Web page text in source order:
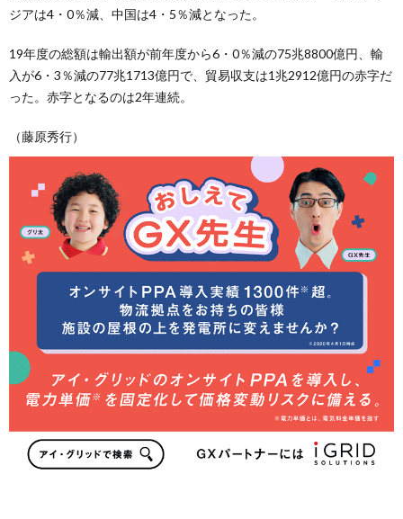
ジアは4・0％減、中国は4・5％減となった。
19年度の総額は輸出額が前年度から6・0％減の75兆8800億円、輸
入が6・3％減の77兆1713億円で、貿易収支は1兆2912億円の赤字だ
った。赤字となるのは2年連続。
（藤原秀行）